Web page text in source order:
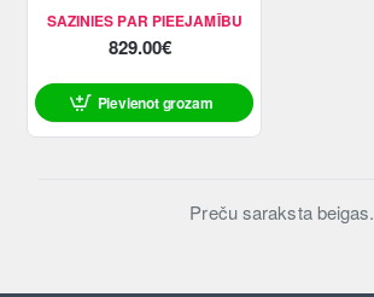
SAZINIES PAR PIEEJAMĪBU
829.00€
Pievienot grozam
Preču saraksta beigas.